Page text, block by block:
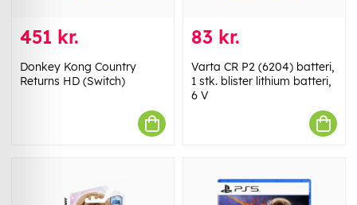
451 kr.
Donkey Kong Country
Returns HD (Switch)
83 kr.
Varta CR P2 (6204) batteri,
1 stk. blister lithium batteri,
6 V